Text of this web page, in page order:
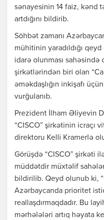
sənayesinin 14 faiz, kənd
artdığını bildirib.
Söhbət zamanı
mühitinin yaradıldığı
idarə olunması sahəsində
şirkətlərindən biri olan
əməkdaşlığın inkişafı
vurğulanıb.
Prezident İlham Əliyevin
“CISCO” şirkətinin icraçı
direktoru Kelli Kramerlə
Görüşdə “CISCO” şirkəti
müddətdir müxtəlif
bildirilib. Qeyd olunub ki,
Azərbaycanda prioritet
reallaşdırmaqdadır. Bu
mərhələləri artıq həyata